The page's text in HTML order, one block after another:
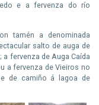
e a fervenza do río
tamén a denominada
salto de auga de
fervenza de Auga Caída
a fervenza de Vieiros no
e de camiño á lagoa de